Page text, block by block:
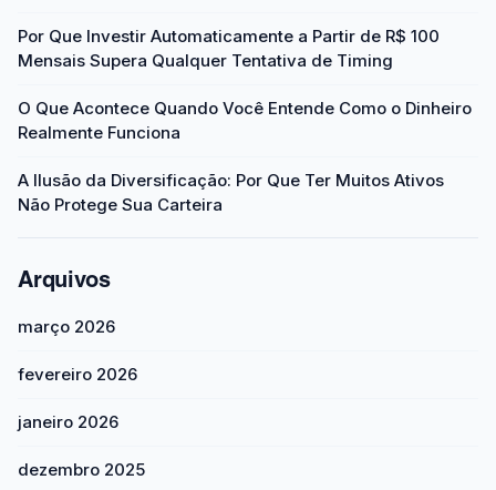
Por Que Investir Automaticamente a Partir de R$ 100
Mensais Supera Qualquer Tentativa de Timing
O Que Acontece Quando Você Entende Como o Dinheiro
Realmente Funciona
A Ilusão da Diversificação: Por Que Ter Muitos Ativos
Não Protege Sua Carteira
Arquivos
março 2026
fevereiro 2026
janeiro 2026
dezembro 2025